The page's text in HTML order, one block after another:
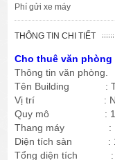
Phí gửi xe máy
THÔNG TIN CHI TIẾT
Cho thuê văn phòng
Thông tin văn phòng.
Tên Building :
Vị trí : Nguyễn
Quy mô : 1
Thang máy : 1
Diện tích sàn :
Tổng diện tích :